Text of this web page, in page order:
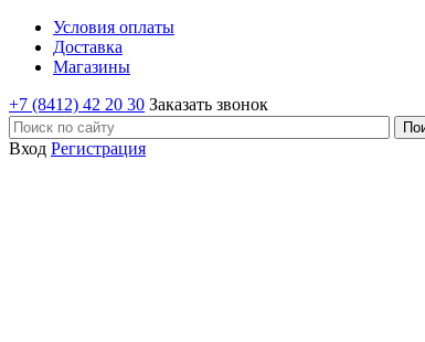
Условия оплаты
Доставка
Магазины
+7 (8412) 42 20 30 Заказать звонок
Вход Регистрация